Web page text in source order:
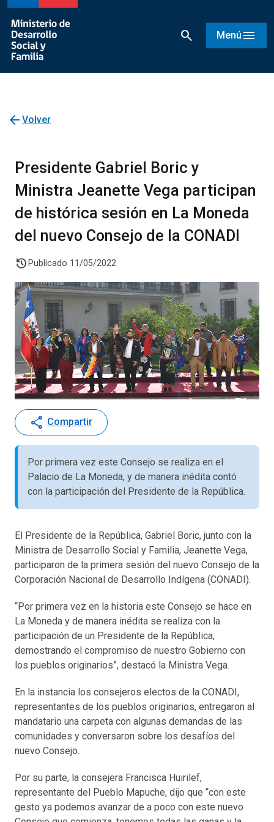
search Menú menu
arrow_back Volver
Presidente Gabriel Boric y
Ministra Jeanette Vega participan
de histórica sesión en La Moneda
del nuevo Consejo de la CONADI
history Publicado 11/05/2022
share Compartir
Por primera vez este Consejo se realiza en el
Palacio de La Moneda, y de manera inédita contó
con la participación del Presidente de la República.
El Presidente de la República, Gabriel Boric, junto con la
Ministra de Desarrollo Social y Familia, Jeanette Vega,
participaron de la primera sesión del nuevo Consejo de la
Corporación Nacional de Desarrollo Indígena (CONADI).
“Por primera vez en la historia este Consejo se hace en
La Moneda y de manera inédita se realiza con la
participación de un Presidente de la República,
demostrando el compromiso de nuestro Gobierno con
los pueblos originarios”, destacó la Ministra Vega.
En la instancia los consejeros electos de la CONADI,
representantes de los pueblos originarios, entregaron al
mandatario una carpeta con algunas demandas de las
comunidades y conversaron sobre los desafíos del
nuevo Consejo.
Por su parte, la consejera Francisca Huirilef,
representante del Pueblo Mapuche, dijo que “con este
gesto ya podemos avanzar de a poco con este nuevo